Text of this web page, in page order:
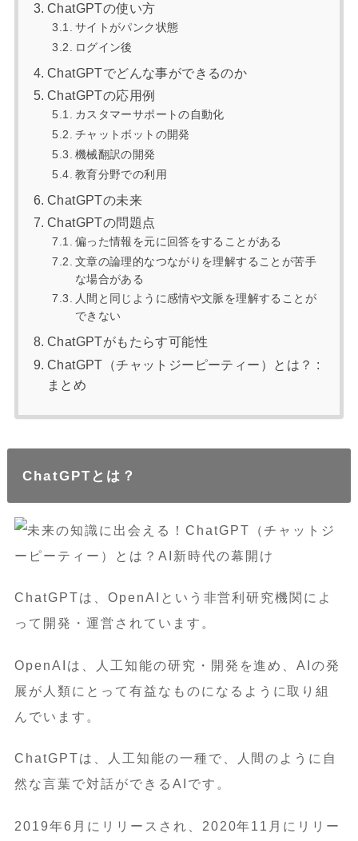
ChatGPTの使い方
サイトがパンク状態
ログイン後
ChatGPTでどんな事ができるのか
ChatGPTの応用例
カスタマーサポートの自動化
チャットボットの開発
機械翻訳の開発
教育分野での利用
ChatGPTの未来
ChatGPTの問題点
偏った情報を元に回答をすることがある
文章の論理的なつながりを理解することが苦手
な場合がある
人間と同じように感情や文脈を理解することが
できない
ChatGPTがもたらす可能性
ChatGPT（チャットジーピーティー）とは？ :
まとめ
ChatGPTとは？
ChatGPTは、OpenAIという非営利研究機関によ
って開発・運営されています。
OpenAIは、人工知能の研究・開発を進め、AIの発
展が人類にとって有益なものになるように取り組
んでいます。
ChatGPTは、人工知能の一種で、人間のように自
然な言葉で対話ができるAIです。
2019年6月にリリースされ、2020年11月にリリー